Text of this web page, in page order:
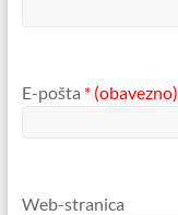
E-pošta * (obavezno)
Web-stranica